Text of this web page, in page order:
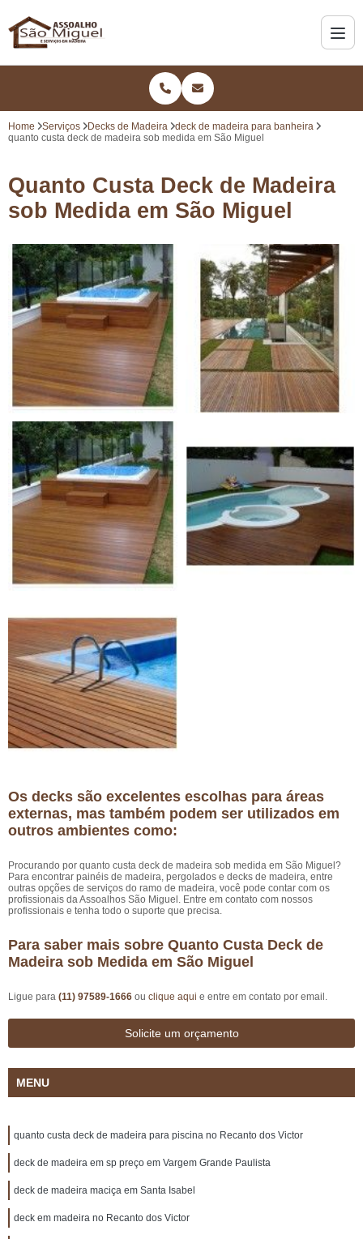
Home Serviços Decks de Madeira
deck de madeira para banheira
quanto custa deck de madeira sob medida em São Miguel
Quanto Custa Deck de Madeira
sob Medida em São Miguel
Os decks são excelentes escolhas para áreas
externas, mas também podem ser utilizados em
outros ambientes como:
Procurando por quanto custa deck de madeira sob medida em São Miguel?
Para encontrar painéis de madeira, pergolados e decks de madeira, entre
outras opções de serviços do ramo de madeira, você pode contar com os
profissionais da Assoalhos São Miguel. Entre em contato com nossos
profissionais e tenha todo o suporte que precisa.
Para saber mais sobre Quanto Custa Deck de
Madeira sob Medida em São Miguel
Ligue para (11) 97589-1666 ou clique aqui e entre em contato por email.
Solicite um orçamento
MENU
quanto custa deck de madeira para piscina no Recanto dos Victor
deck de madeira em sp preço em Vargem Grande Paulista
deck de madeira maciça em Santa Isabel
deck em madeira no Recanto dos Victor